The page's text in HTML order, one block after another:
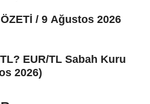
/ 9 Ağustos 2026
EUR/TL Sabah Kuru
2026)